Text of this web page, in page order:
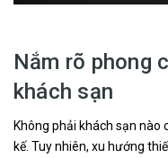
Nắm rõ phong
khách sạn
Không phải khách sạn nào
kế. Tuy nhiên, xu hướng